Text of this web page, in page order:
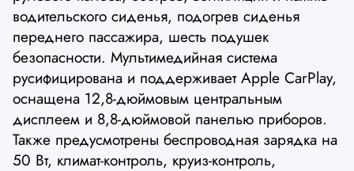
водительского сиденья, подогрев сиденья
переднего пассажира, шесть подушек
безопасности. Мультимедийная система
русифицирована и поддерживает Apple CarPlay,
оснащена 12,8-дюймовым центральным
дисплеем и 8,8-дюймовой панелью приборов.
Также предусмотрены беспроводная зарядка на
50 Вт, климат-контроль, круиз-контроль,